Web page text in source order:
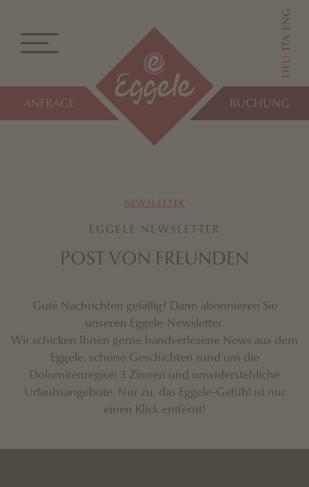
ANFRAGE BUCHUNG
DEU
ITA
ENG
NEWSLETTER
EGGELE NEWSLETTER
POST VON FREUNDEN
Gute Nachrichten gefällig? Dann abonnieren Sie
unseren Eggele-Newsletter.
Wir schicken Ihnen gerne handverlesene News aus dem
Eggele, schöne Geschichten rund um die
Dolomitenregion 3 Zinnen und unwiderstehliche
Urlaubsangebote. Nur zu, das Eggele-Gefühl ist nur
einen Klick entfernt!